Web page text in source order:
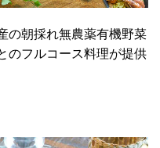
の朝採れ無農薬有機野菜
のフルコース料理が提供